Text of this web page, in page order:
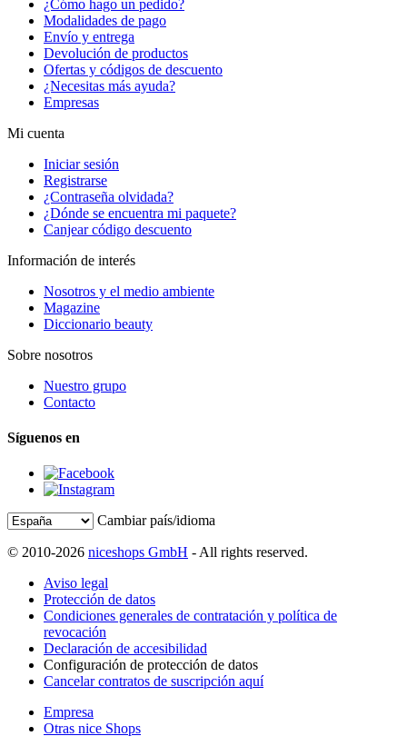
¿Cómo hago un pedido?
Modalidades de pago
Envío y entrega
Devolución de productos
Ofertas y códigos de descuento
¿Necesitas más ayuda?
Empresas
Mi cuenta
Iniciar sesión
Registrarse
¿Contraseña olvidada?
¿Dónde se encuentra mi paquete?
Canjear código descuento
Información de interés
Nosotros y el medio ambiente
Magazine
Diccionario beauty
Sobre nosotros
Nuestro grupo
Contacto
Síguenos en
Cambiar país/idioma
© 2010-2026 niceshops GmbH - All rights reserved.
Aviso legal
Protección de datos
Condiciones generales de contratación y política de
revocación
Declaración de accesibilidad
Configuración de protección de datos
Cancelar contratos de suscripción aquí
Empresa
Otras nice Shops